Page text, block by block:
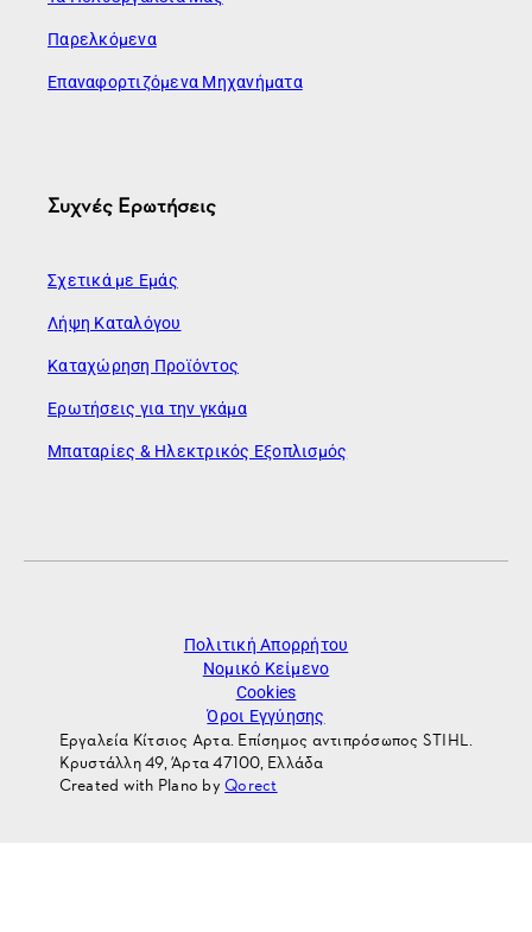
Παρελκόμενα
Επαναφορτιζόμενα Μηχανήματα
Συχνές Ερωτήσεις
Σχετικά με Εμάς
Λήψη Καταλόγου
Καταχώρηση Προϊόντος
Ερωτήσεις για την γκάμα
Μπαταρίες & Ηλεκτρικός Εξοπλισμός
Πολιτική Απορρήτου
Νομικό Κείμενο
Cookies
Όροι Εγγύησης
Εργαλεία Κίτσιος Αρτα. Επίσημος αντιπρόσωπος STIHL.
Κρυστάλλη 49, Άρτα 47100, Ελλάδα
Created with Plano byQorect